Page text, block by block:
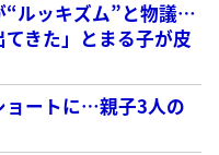
“ルッキズム”と物議…
きた」とまる子が皮
ョートに…親子3人の